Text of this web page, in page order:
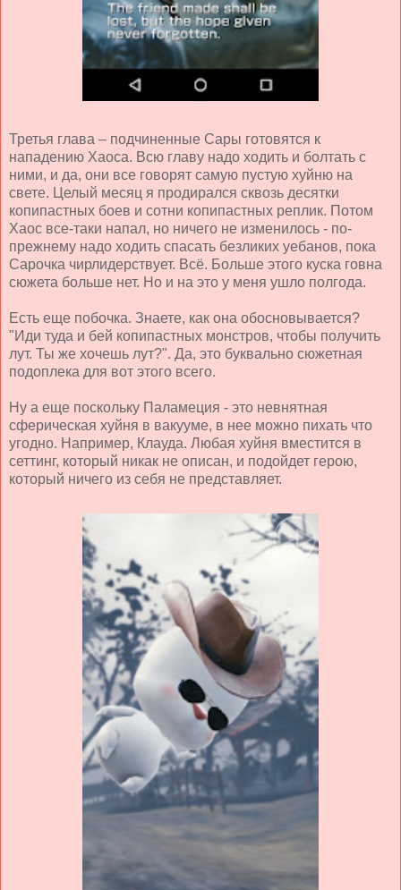
Третья глава – подчиненные Сары готовятся к
нападению Хаоса. Всю главу надо ходить и болтать с
ними, и да, они все говорят самую пустую хуйню на
свете. Целый месяц я продирался сквозь десятки
копипастных боев и сотни копипастных реплик. Потом
Хаос все-таки напал, но ничего не изменилось - по-
прежнему надо ходить спасать безликих уебанов, пока
Сарочка чирлидерствует. Всё. Больше этого куска говна
сюжета больше нет. Но и на это у меня ушло полгода.
Есть еще побочка. Знаете, как она обосновывается?
"Иди туда и бей копипастных монстров, чтобы получить
лут. Ты же хочешь лут?". Да, это буквально сюжетная
подоплека для вот этого всего.
Ну а еще поскольку Паламеция - это невнятная
сферическая хуйня в вакууме, в нее можно пихать что
угодно. Например, Клауда. Любая хуйня вместится в
сеттинг, который никак не описан, и подойдет герою,
который ничего из себя не представляет.